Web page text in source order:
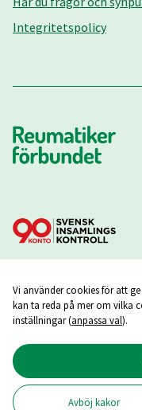
Integritetspolicy
Vi använder cookies för att
kan ta reda på mer om vilka
inställningar (anpassa val).
Avböj kakor